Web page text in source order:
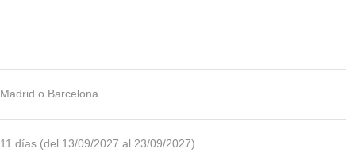
Madrid o Barcelona
11 días (del 13/09/2027 al 23/09/2027)